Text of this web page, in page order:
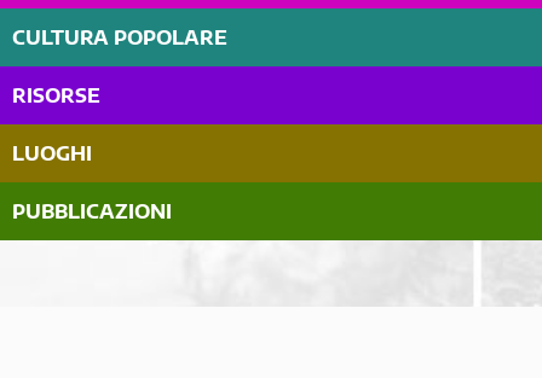
CULTURA POPOLARE
RISORSE
LUOGHI
PUBBLICAZIONI